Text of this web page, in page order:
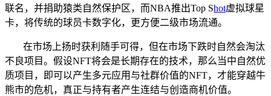
联名，并捐助猿类自然保护区，而NBA推出Top Shot虚拟球星
卡，将传统的球员卡数字化，更方便二级市场流通。
在市场上扬时获利随手可得，但在市场下跌时自然会淘汰
不良项目。假设NFT将会是长期存在的技术，那么当中自然优
质项目，即可以产生多元应用与社群价值的NFT，才能穿越牛
熊市的危机，真正与持有者产生连结与创造商机价值。